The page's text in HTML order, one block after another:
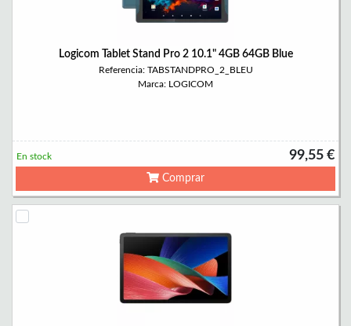
Logicom Tablet Stand Pro 2 10.1" 4GB 64GB Blue
Referencia: TABSTANDPRO_2_BLEU
Marca: LOGICOM
99,55 €
En stock
Comprar